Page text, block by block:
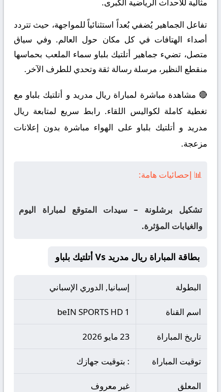
تفاعل الجماهير يُضفي بُعداً استثنائياً للمواجهة، حيث تتردد
أصداء الهتافات في كل مكان حول العالم. وفي سياق
متصل، تضيء جماهير أتلتيك بلباو سماء الملعب بحماسها
منقطع النظير، مرسلة رسالة ثقة وتحدي للطرف الآخر.
🔴 مشاهدة مباشرة لمباراة ريال مدريد و أتلتيك بلباو مع
تغطية كاملة لكواليس اللقاء. رابط سريع لمتابعة ريال
مدريد و أتلتيك بلباو على الهواء مباشرة بدون إعلانات
مزعجة.
📊 إحصائيات هامة:
تشكيل برشلونة – سيدات المتوقع لمباراة اليوم
والغيابات المؤثرة.
بطاقة المباراة ريال مدريد Vs أتلتيك بلباو
البطولة إسبانيا, الدوري الإسباني
اسم القناة beIN SPORTS HD 1
تاريخ المباراة 23 مايو 2026
توقيت المباراة : بتوقيت جهازك
المعلق غير معروف